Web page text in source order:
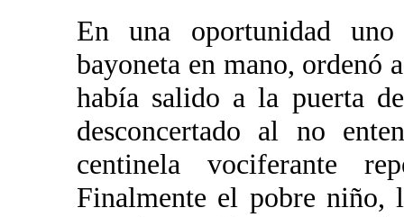
En una oportunidad
bayoneta en mano, ordenó
había salido a la puerta
desconcertado al no
centinela vociferante
Finalmente el pobre niño,